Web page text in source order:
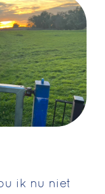
ik nu niet